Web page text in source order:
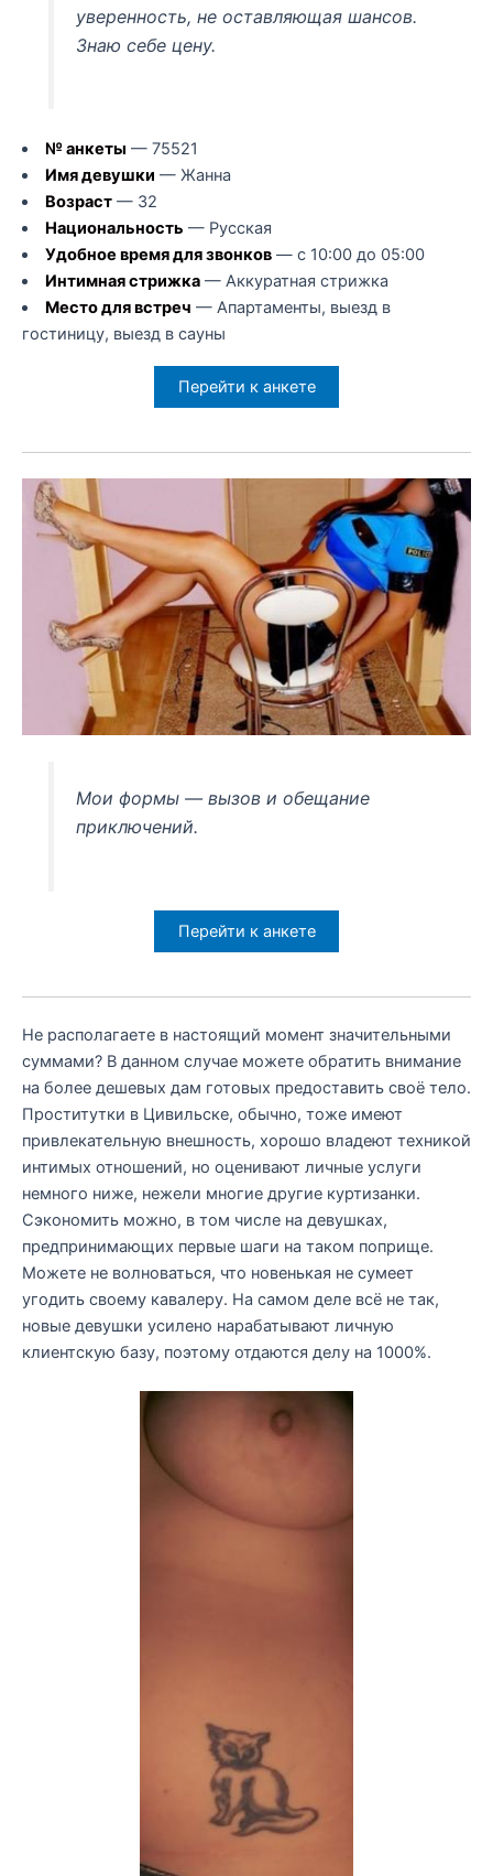
уверенность, не оставляющая шансов.
Знаю себе цену.
№ анкеты — 75521
Имя девушки — Жанна
Возраст— 32
Национальность — Русская
Удобное время для звонков— с 10:00 до 05:00
Интимная стрижка— Аккуратная стрижка
Место для встреч — Апартаменты, выезд в
гостиницу, выезд в сауны
Перейти к анкете
Мои формы — вызов и обещание
приключений.
Перейти к анкете
Не располагаете в настоящий момент значительными
суммами? В данном случае можете обратить внимание
на более дешевых дам готовых предоставить своё тело.
Проститутки в Цивильске, обычно, тоже имеют
привлекательную внешность, хорошо владеют техникой
интимых отношений, но оценивают личные услуги
немного ниже, нежели многие другие куртизанки.
Сэкономить можно, в том числе на девушках,
предпринимающих первые шаги на таком поприще.
Можете не волноваться, что новенькая не сумеет
угодить своему кавалеру. На самом деле всё не так,
новые девушки усилено нарабатывают личную
клиентскую базу, поэтому отдаются делу на 1000%.